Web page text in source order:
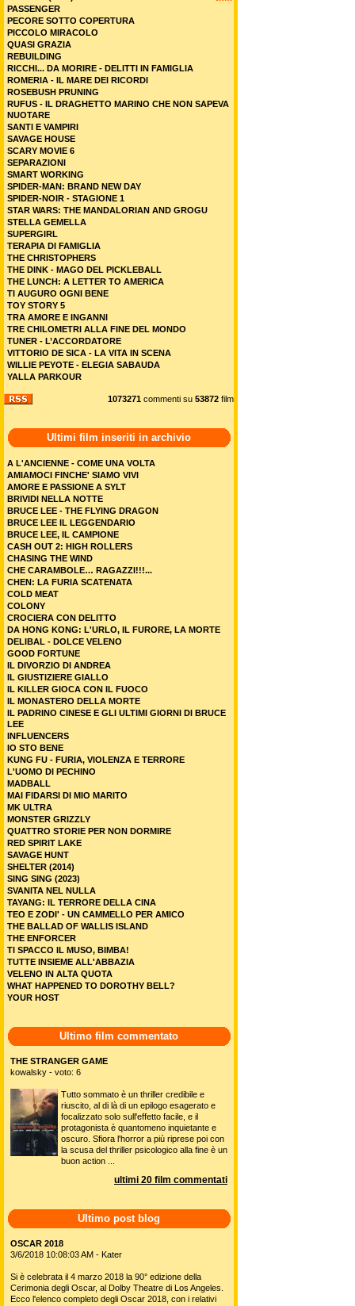
PASSENGER
PECORE SOTTO COPERTURA
PICCOLO MIRACOLO
QUASI GRAZIA
REBUILDING
RICCHI... DA MORIRE - DELITTI IN FAMIGLIA
ROMERIA - IL MARE DEI RICORDI
ROSEBUSH PRUNING
RUFUS - IL DRAGHETTO MARINO CHE NON SAPEVA
NUOTARE
SANTI E VAMPIRI
SAVAGE HOUSE
SCARY MOVIE 6
SEPARAZIONI
SMART WORKING
SPIDER-MAN: BRAND NEW DAY
SPIDER-NOIR - STAGIONE 1
STAR WARS: THE MANDALORIAN AND GROGU
STELLA GEMELLA
SUPERGIRL
TERAPIA DI FAMIGLIA
THE CHRISTOPHERS
THE DINK - MAGO DEL PICKLEBALL
THE LUNCH: A LETTER TO AMERICA
TI AUGURO OGNI BENE
TOY STORY 5
TRA AMORE E INGANNI
TRE CHILOMETRI ALLA FINE DEL MONDO
TUNER - L’ACCORDATORE
VITTORIO DE SICA - LA VITA IN SCENA
WILLIE PEYOTE - ELEGIA SABAUDA
YALLA PARKOUR
1073271 commenti su 53872 film
Ultimi film inseriti in archivio
A L'ANCIENNE - COME UNA VOLTA
AMIAMOCI FINCHE' SIAMO VIVI
AMORE E PASSIONE A SYLT
BRIVIDI NELLA NOTTE
BRUCE LEE - THE FLYING DRAGON
BRUCE LEE IL LEGGENDARIO
BRUCE LEE, IL CAMPIONE
CASH OUT 2: HIGH ROLLERS
CHASING THE WIND
CHE CARAMBOLE… RAGAZZI!!!...
CHEN: LA FURIA SCATENATA
COLD MEAT
COLONY
CROCIERA CON DELITTO
DA HONG KONG: L'URLO, IL FURORE, LA MORTE
DELIBAL - DOLCE VELENO
GOOD FORTUNE
IL DIVORZIO DI ANDREA
IL GIUSTIZIERE GIALLO
IL KILLER GIOCA CON IL FUOCO
IL MONASTERO DELLA MORTE
IL PADRINO CINESE E GLI ULTIMI GIORNI DI BRUCE
LEE
INFLUENCERS
IO STO BENE
KUNG FU - FURIA, VIOLENZA E TERRORE
L'UOMO DI PECHINO
MADBALL
MAI FIDARSI DI MIO MARITO
MK ULTRA
MONSTER GRIZZLY
QUATTRO STORIE PER NON DORMIRE
RED SPIRIT LAKE
SAVAGE HUNT
SHELTER (2014)
SING SING (2023)
SVANITA NEL NULLA
TAYANG: IL TERRORE DELLA CINA
TEO E ZODI' - UN CAMMELLO PER AMICO
THE BALLAD OF WALLIS ISLAND
THE ENFORCER
TI SPACCO IL MUSO, BIMBA!
TUTTE INSIEME ALL'ABBAZIA
VELENO IN ALTA QUOTA
WHAT HAPPENED TO DOROTHY BELL?
YOUR HOST
Ultimo film commentato
THE STRANGER GAME
kowalsky - voto: 6
Tutto sommato è un thriller credibile e
riuscito, al di là di un epilogo esagerato e
focalizzato solo sull'effetto facile, e il
protagonista è quantomeno inquietante e
oscuro. Sfiora l'horror a più riprese poi con
la scusa del thriller psicologico alla fine è un
buon action ...
ultimi 20 film commentati
Ultimo post blog
OSCAR 2018
3/6/2018 10:08:03 AM - Kater
Si è celebrata il 4 marzo 2018 la 90° edizione della
Cerimonia degli Oscar, al Dolby Theatre di Los Angeles.
Ecco l'elenco completo degli Oscar 2018, con i relativi